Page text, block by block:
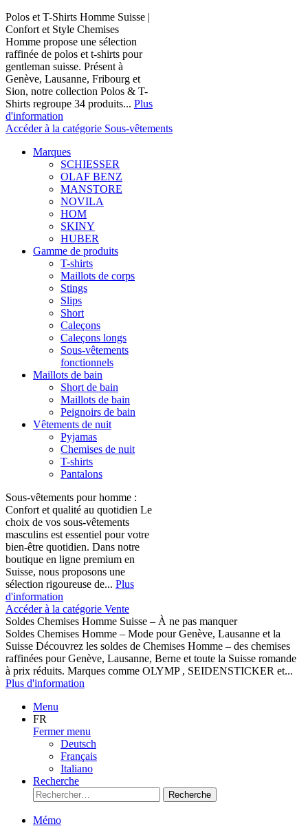
Polos et T-Shirts Homme Suisse |
Confort et Style Chemises
Homme propose une sélection
raffinée de polos et t-shirts pour
gentleman suisse. Présent à
Genève, Lausanne, Fribourg et
Sion, notre collection Polos & T-
Shirts regroupe 34 produits... Plus
d'information
Accéder à la catégorie Sous-vêtements
Marques
SCHIESSER
OLAF BENZ
MANSTORE
NOVILA
HOM
SKINY
HUBER
Gamme de produits
T-shirts
Maillots de corps
Stings
Slips
Short
Caleçons
Caleçons longs
Sous-vêtements
fonctionnels
Maillots de bain
Short de bain
Maillots de bain
Peignoirs de bain
Vêtements de nuit
Pyjamas
Chemises de nuit
T-shirts
Pantalons
Sous-vêtements pour homme :
Confort et qualité au quotidien Le
choix de vos sous-vêtements
masculins est essentiel pour votre
bien-être quotidien. Dans notre
boutique en ligne premium en
Suisse, nous proposons une
sélection rigoureuse de... Plus
d'information
Accéder à la catégorie Vente
Soldes Chemises Homme Suisse – À ne pas manquer
Soldes Chemises Homme – Mode pour Genève, Lausanne et la
Suisse Découvrez les soldes de Chemises Homme – des chemises
raffinées pour Genève, Lausanne, Berne et toute la Suisse romande
à prix réduits. Marques comme OLYMP , SEIDENSTICKER et...
Plus d'information
Menu
FR
Fermer menu
Deutsch
Français
Italiano
Recherche
Recherche
Mémo